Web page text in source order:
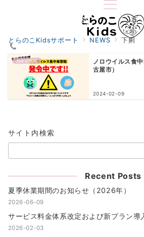
とらのこKidsサポート NEWS 下痢
感染症情報
ノロウイルス食
古屋市）
2024-02-09
サイト内検索
Recent Posts
夏季休業期間のお知らせ（2026年）
2026-06-09
サービス料金体系改定および新プラン導
2026-02-03